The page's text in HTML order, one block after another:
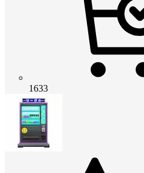
1633